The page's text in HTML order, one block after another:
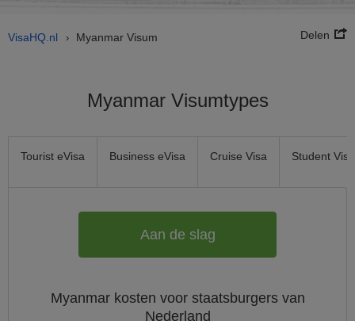
VisaHQ.nl › Myanmar Visum Delen
Myanmar Visumtypes
Tourist eVisa Business eVisa Cruise Visa Student Visa
Aan de slag
Myanmar kosten voor staatsburgers van
Nederland